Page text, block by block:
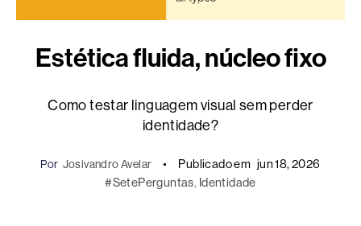
Estética fluida, núcleo fixo
Como testar linguagem visual sem perder
identidade?
Por Josivandro Avelar Publicado em jun 18, 2026
#SetePerguntas, Identidade